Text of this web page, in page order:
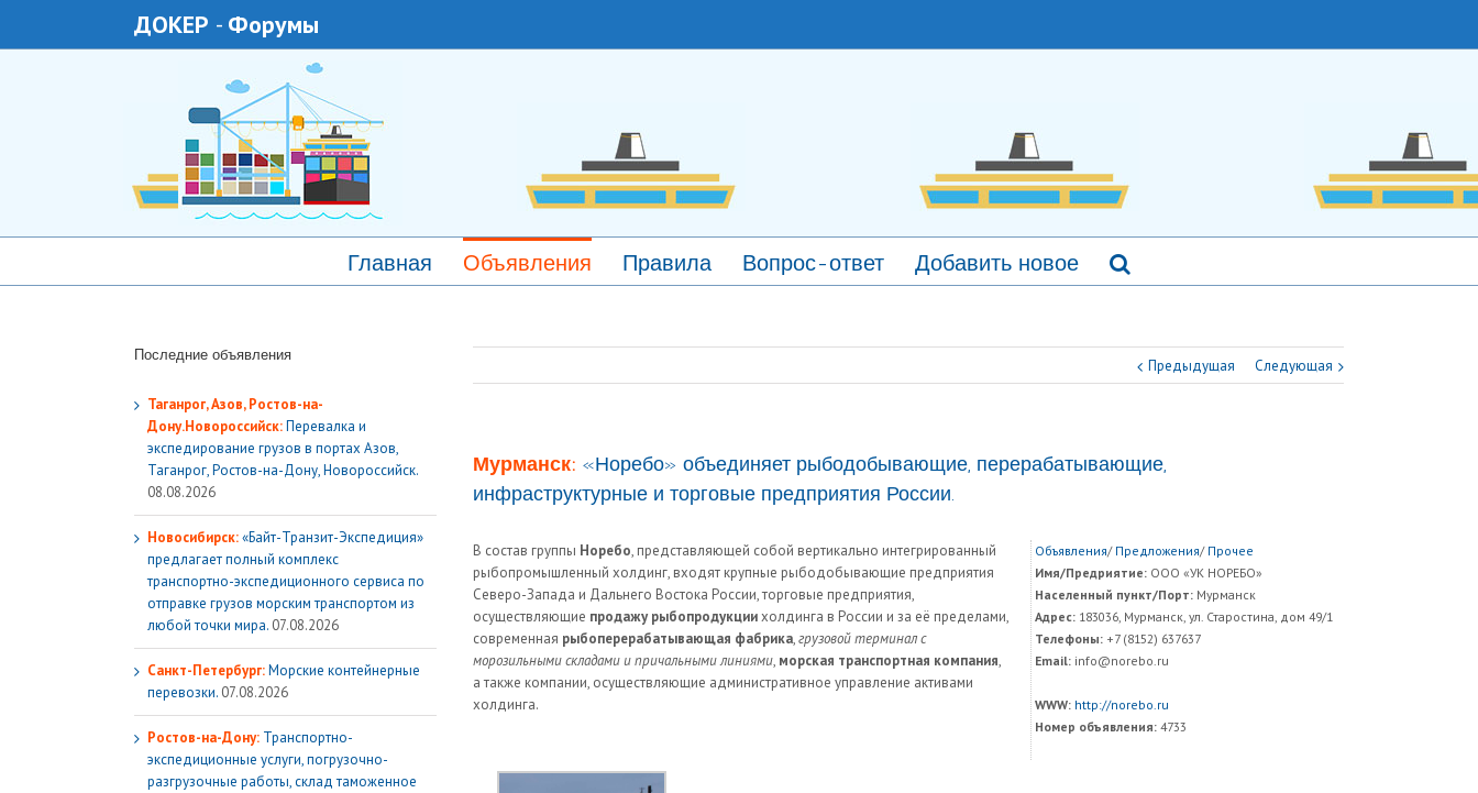
ДОКЕР - Форумы
Главная Объявления Правила Вопрос-ответ Добавить новое
Предыдущая Следующая
Мурманск: «Норебо» объединяет рыбодобывающие, перерабатывающие,
инфраструктурные и торговые предприятия России.
В состав группы Норебо, представляющей собой вертикально интегрированный
рыбопромышленный холдинг, входят крупные рыбодобывающие предприятия
Северо-Запада и Дальнего Востока России, торговые предприятия,
осуществляющие продажу рыбопродукциихолдинга в России и за её пределами,
современная рыбоперерабатывающая фабрика,грузовой терминал с
морозильными складами и причальными линиями, морская транспортная компания,
а также компании, осуществляющие административное управление активами
холдинга.
Объявления/ Предложения/ Прочее
Имя/Предриятие: ООО «УК НОРЕБО»
Населенный пункт/Порт: Мурманск
Адрес: 183036, Мурманск, ул. Старостина, дом 49/1
Телефоны: +7 (8152) 637637
Email: info@norebo.ru
WWW: http://norebo.ru
Номер объявления: 4733
Последние объявления
Таганрог, Азов, Ростов-на-
Дону.Новороссийск:Перевалка и
экспедирование грузов в портах Азов,
Таганрог, Ростов-на-Дону, Новороссийск.
08.08.2026
Новосибирск:«Байт-Транзит-Экспедиция»
предлагает полный комплекс
транспортно-экспедиционного сервиса по
отправке грузов морским транспортом из
любой точки мира. 07.08.2026
Санкт-Петербург:Морские контейнерные
перевозки. 07.08.2026
Ростов-на-Дону: Транспортно-
экспедиционные услуги, погрузочно-
разгрузочные работы, склад таможенное